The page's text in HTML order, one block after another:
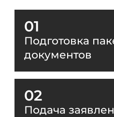
01
Подготовка
документов
02
Подача